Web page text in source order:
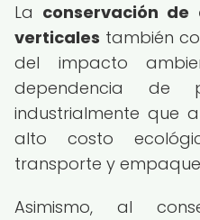
La conservación de
verticales también
del impacto
dependencia de
industrialmente que
alto costo
transporte y
Asimismo, al